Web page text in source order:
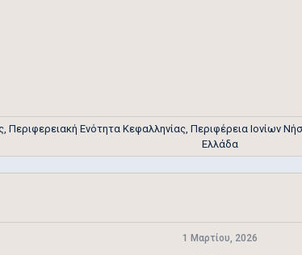
Ενότητα Κεφαλληνίας, Περιφέρεια Ιονίων
Ελλάδα
1 Μαρτίου, 2026